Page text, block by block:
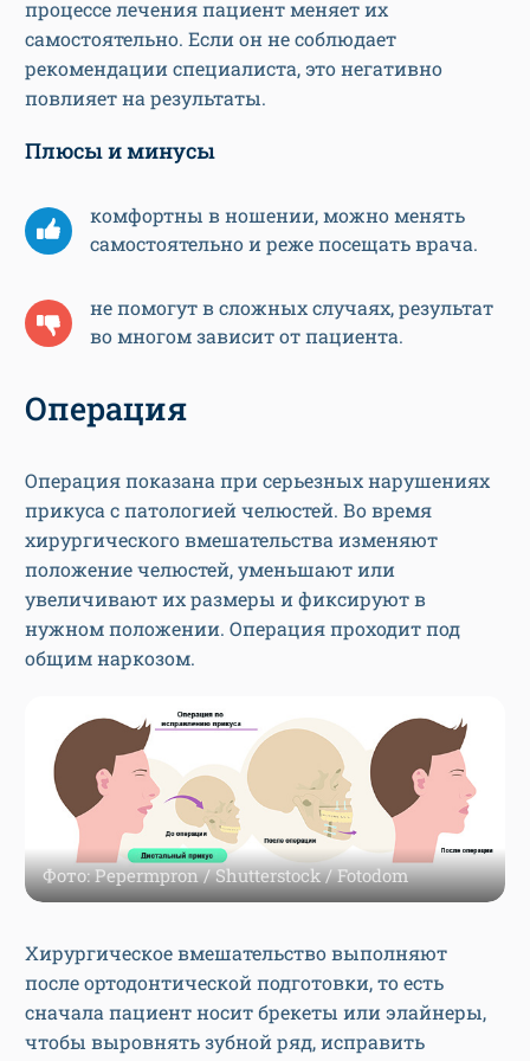
процессе лечения пациент меняет их
самостоятельно. Если он не соблюдает
рекомендации специалиста, это негативно
повлияет на результаты.
Плюсы и минусы
комфортны в ношении, можно менять
самостоятельно и реже посещать врача.
не помогут в сложных случаях, результат
во многом зависит от пациента.
Операция
Операция показана при серьезных нарушениях
прикуса с патологией челюстей. Во время
хирургического вмешательства изменяют
положение челюстей, уменьшают или
увеличивают их размеры и фиксируют в
нужном положении. Операция проходит под
общим наркозом.
Фото: Pepermpron / Shutterstock / Fotodom
Хирургическое вмешательство выполняют
после ортодонтической подготовки, то есть
сначала пациент носит брекеты или элайнеры,
чтобы выровнять зубной ряд, исправить